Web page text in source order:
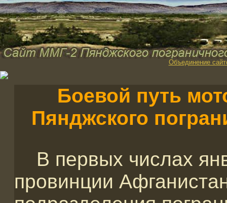
Объединение
Боевой путь
Пянджского
В первых числах
провинции